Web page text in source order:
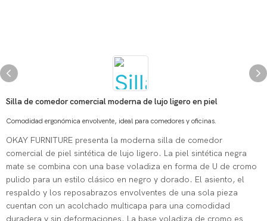
Silla de comedor comercial moderna de lujo ligero en piel
Comodidad ergonómica envolvente, ideal para comedores y oficinas.
OKAY FURNITURE presenta la moderna silla de comedor
comercial de piel sintética de lujo ligero. La piel sintética negra
mate se combina con una base voladiza en forma de U de cromo
pulido para un estilo clásico en negro y dorado. El asiento, el
respaldo y los reposabrazos envolventes de una sola pieza
cuentan con un acolchado multicapa para una comodidad
duradera y sin deformaciones. La base voladiza de cromo es